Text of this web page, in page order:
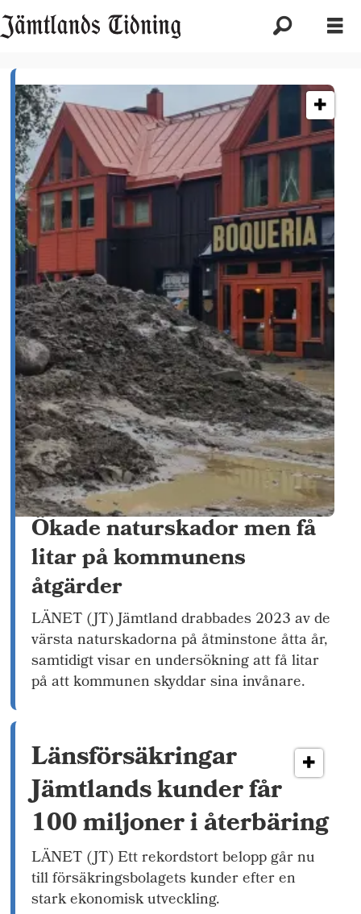
Etikett:
försäkringar
Ökade naturskador men få
litar på kommunens
åtgärder
LÄNET (JT) Jämtland drabbades 2023 av de
värsta naturskadorna på åtminstone åtta år,
samtidigt visar en undersökning att få litar
på att kommunen skyddar sina invånare.
Länsförsäkringar
Jämtlands kunder får
100 miljoner i återbäring
LÄNET (JT) Ett rekordstort belopp går nu
till försäkringsbolagets kunder efter en
stark ekonomisk utveckling.